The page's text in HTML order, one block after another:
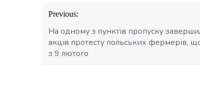
Навігація
записів
Previous:
На одному з пунктів пропуску
акція протесту польських фермерів,
з 9 лютого